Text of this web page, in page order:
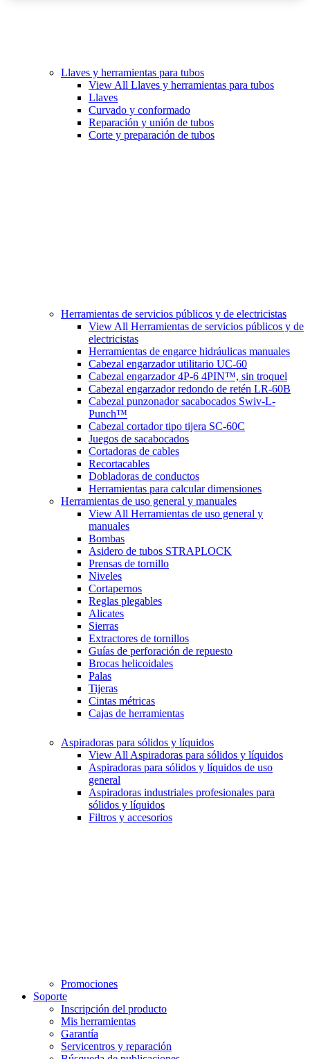
Llaves y herramientas para tubos
View All Llaves y herramientas para tubos
Llaves
Curvado y conformado
Reparación y unión de tubos
Corte y preparación de tubos
Herramientas de servicios públicos y de electricistas
View All Herramientas de servicios públicos y de
electricistas
Herramientas de engarce hidráulicas manuales
Cabezal engarzador utilitario UC-60
Cabezal engarzador 4P-6 4PIN™, sin troquel
Cabezal engarzador redondo de retén LR-60B
Cabezal punzonador sacabocados Swiv-L-
Punch™
Cabezal cortador tipo tijera SC-60C
Juegos de sacabocados
Cortadoras de cables
Recortacables
Dobladoras de conductos
Herramientas para calcular dimensiones
Herramientas de uso general y manuales
View All Herramientas de uso general y
manuales
Bombas
Asidero de tubos STRAPLOCK
Prensas de tornillo
Niveles
Cortapernos
Reglas plegables
Alicates
Sierras
Extractores de tornillos
Guías de perforación de repuesto
Brocas helicoidales
Palas
Tijeras
Cintas métricas
Cajas de herramientas
Aspiradoras para sólidos y líquidos
View All Aspiradoras para sólidos y líquidos
Aspiradoras para sólidos y líquidos de uso
general
Aspiradoras industriales profesionales para
sólidos y líquidos
Filtros y accesorios
Promociones
Soporte
Inscripción del producto
Mis herramientas
Garantía
Servicentros y reparación